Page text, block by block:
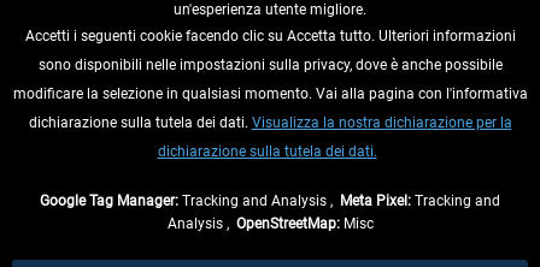
RECEDERE DAL CONTRATTO
INFORMAZIONI
un'esperienza utente migliore.
Accetti i seguenti cookie facendo clic su Accetta tutto. Ulteriori informazioni
sono disponibili nelle impostazioni sulla privacy, dove è anche possibile
modificare la selezione in qualsiasi momento. Vai alla pagina con l'informativa
dichiarazione sulla tutela dei dati. Visualizza la nostra dichiarazione per la
dichiarazione sulla tutela dei dati.
Google Tag Manager: Tracking and Analysis , Meta Pixel: Tracking and
Analysis , OpenStreetMap:Misc